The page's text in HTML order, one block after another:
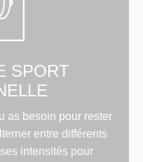
SPORT
as besoin pour rester
entre différents
intensités pour